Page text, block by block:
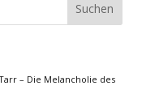
– Die Melancholie des